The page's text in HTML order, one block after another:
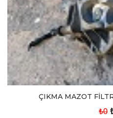
ÇIKMA MAZOT
₺0